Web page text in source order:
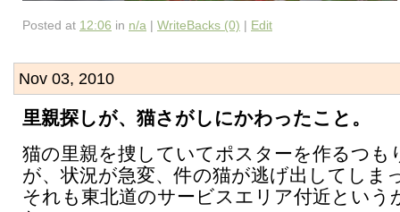
Posted at 12:06 in n/a | WriteBacks (0) | Edit
Nov 03, 2010
里親探しが、猫さがしにかわったこと。
猫の里親を捜していてポスターを作るつも
が、状況が急変、件の猫が逃げ出してしま
それも東北道のサービスエリア付近という